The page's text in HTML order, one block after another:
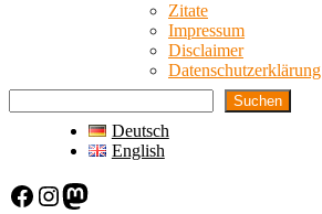
Zitate
Impressum
Disclaimer
Datenschutzerklärung
Suchen
Deutsch
English
Facebook Instagram Mastodon